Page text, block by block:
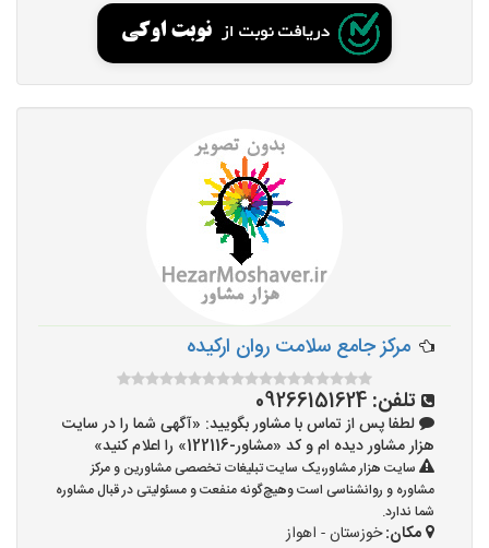
مرکز جامع سلامت روان ارکیده
تلفن: 09266151624
لطفا پس از تماس با مشاور بگویید: «آگهی شما را در سایت
هزار مشاور دیده ام و کد «مشاور-122116» را اعلام کنید»
سایت هزار مشاور،یک سایت تبلیغات تخصصی مشاورین و مرکز
مشاوره و روانشناسی است وهیچ‌گونه منفعت و مسئولیتی در قبال مشاوره
شما ندارد.
مکان:خوزستان - اهواز